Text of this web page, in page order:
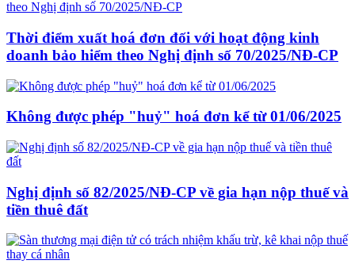
Thời điểm xuất hoá đơn đối với hoạt động kinh
doanh bảo hiểm theo Nghị định số 70/2025/NĐ-CP
Không được phép "huỷ" hoá đơn kể từ 01/06/2025
Nghị định số 82/2025/NĐ-CP về gia hạn nộp thuế và
tiền thuê đất